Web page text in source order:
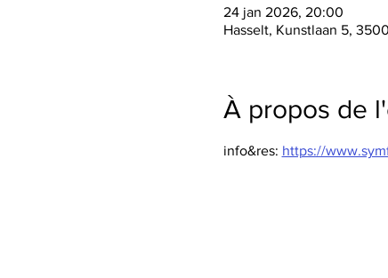
24 jan 2026, 20:00
Hasselt, Kunstlaan 5,
À propos de
info&res: https://